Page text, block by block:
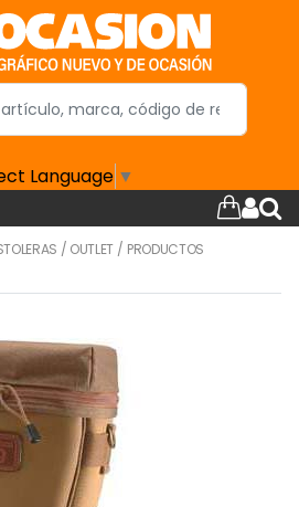
Language ▼
/ OUTLET / PRODUCTOS